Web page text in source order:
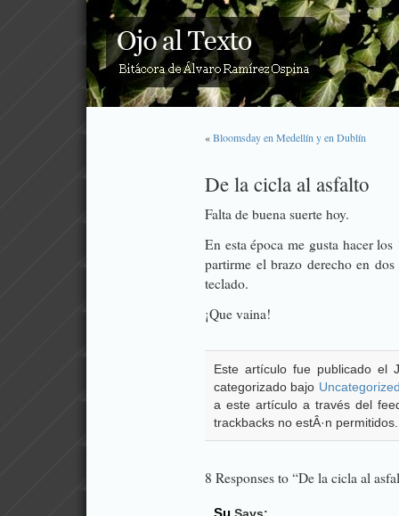
«Bloomsday en Medellín y en Dublín
De la cicla al asfalto
Falta de buena suerte hoy.
En esta época me gusta hacer
partirme el brazo derecho en
teclado.
¡Que vaina!
Este artículo fue publicado el
categorizado bajo
a este artículo a través del
trackbacks no estÂ·n permitidos.
8 Responses to “De la cicla al
Su